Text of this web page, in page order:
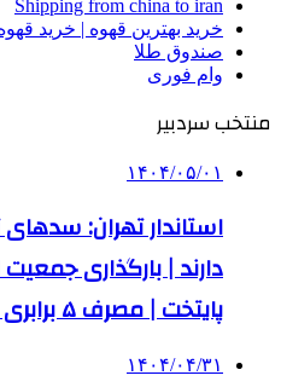
Shipping from china to iran
خرید بهترین قهوه | خرید
صندوق طلا
وام فوری
منتخب سردبیر
۱۴۰۴/۰۵/۰۱
پایتخت | مصرف ۵ برابری آب شرب و بهداشتی
۱۴۰۴/۰۴/۳۱